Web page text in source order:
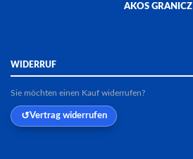
AKOS GRANICZ
WIDERRUF
Sie möchten einen Kauf widerrufen?
Vertrag widerrufen